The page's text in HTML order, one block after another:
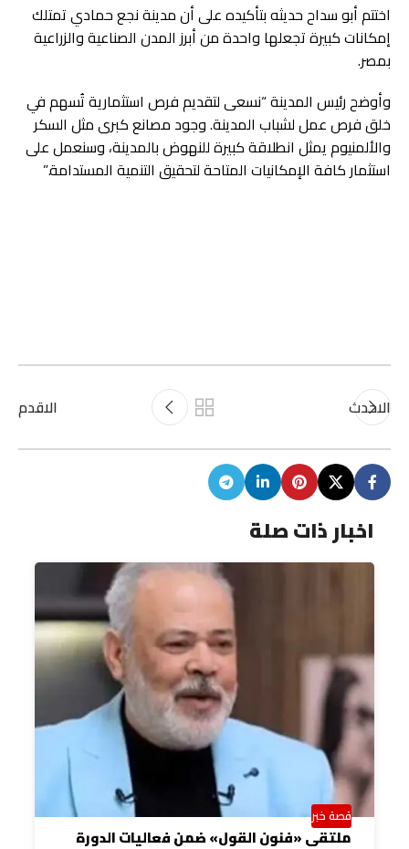
اختتم أبو سداح حديثه بتأكيده على أن مدينة نجع حمادي تمتلك
إمكانات كبيرة تجعلها واحدة من أبرز المدن الصناعية والزراعية
بمصر.
وأوضح رئيس المدينة “نسعى لتقديم فرص استثمارية تُسهم في
خلق فرص عمل لشباب المدينة. وجود مصانع كبرى مثل السكر
والألمنيوم يمثل انطلاقة كبيرة للنهوض بالمدينة، وسنعمل على
استثمار كافة الإمكانيات المتاحة لتحقيق التنمية المستدامة.”
الاحدث الاقدم
اخبار ذات صلة
قصة خبر
ملتقى «فنون القول» ضمن فعاليات الدورة